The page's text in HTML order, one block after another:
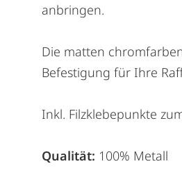
anbringen.
Die matten
Befestigung für Ihre
Inkl. Filzklebepunkte
Qualität: 100% Metall